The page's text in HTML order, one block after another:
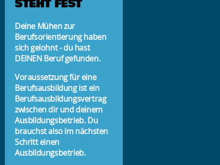
STEHT FEST
Deine Mühen zur
Berufsorientierung haben
sich gelohnt - du hast
DEINEN Beruf gefunden.
Voraussetzung für eine
Berufsausbildung ist ein
Berufsausbildungsvertrag
zwischen dir und deinem
Ausbildungsbetrieb. Du
brauchst also im nächsten
Schritt einen
Ausbildungsbetrieb.